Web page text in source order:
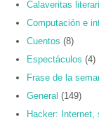
Calaveritas
Computación e
Cuentos (8)
Espectáculos (4)
Frase de la
General (149)
Hacker: Internet,